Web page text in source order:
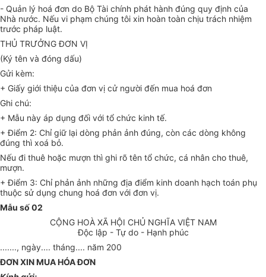
- Quản lý hoá đơn do Bộ Tài chính phát hành đúng quy định của
Nhà nước. Nếu vi phạm chúng tôi xin hoàn toàn chịu trách nhiệm
trước pháp luật.
THỦ TRƯỞNG ĐƠN VỊ
(Ký tên và đóng dấu)
Gửi kèm:
+ Giấy giới thiệu của đơn vị cử người đến mua hoá đơn
Ghi chú:
+ Mẫu này áp dụng đối với tổ chức kinh tế.
+ Điểm 2: Chỉ giữ lại dòng phản ảnh đúng, còn các dòng không
đúng thì xoá bỏ.
Nếu đi thuê hoặc mượn thì ghi rõ tên tổ chức, cá nhân cho thuê,
mượn.
+ Điểm 3: Chỉ phản ảnh những địa điểm kinh doanh hạch toán phụ
thuộc sử dụng chung hoá đơn với đơn vị.
Mẫu số 02
CỘNG HOÀ XÃ HỘI CHỦ NGHĨA VIỆT NAM
Độc lập - Tự do - Hạnh phúc
......., ngày.... tháng.... năm 200
ĐƠN XIN MUA HÓA ĐƠN